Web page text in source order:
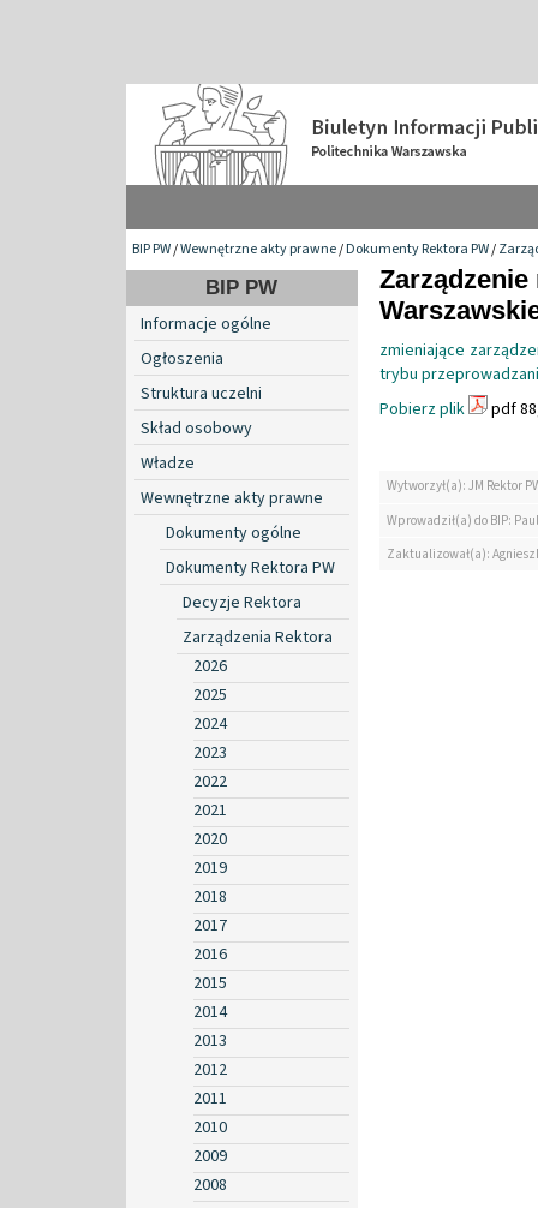
BIP PW/Wewnętrzne akty prawne/Dokumenty Rektora PW/
BIP PW
Informacje ogólne
Ogłoszenia
Struktura uczelni
Skład osobowy
Władze
Wewnętrzne akty prawne
Dokumenty ogólne
Dokumenty Rektora PW
Decyzje Rektora
Zarządzenia Rektora
2026
2025
2024
2023
2022
2021
2020
2019
2018
2017
2016
2015
2014
2013
2012
2011
2010
2009
2008
zmieniające
trybu
Pobierz plik
pdf
Wytworzył(a): JM Rektor
Wprowadził(a) do BIP:
Zaktualizował(a):